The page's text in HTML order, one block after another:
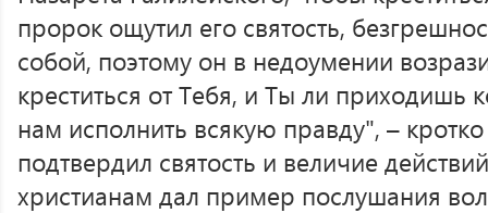
пророк ощутил его святость,
собой, поэтому он в недоумении
креститься от Тебя, и Ты ли приходишь
нам исполнить всякую правду", –
подтвердил святость и величие
христианам дал пример послушания